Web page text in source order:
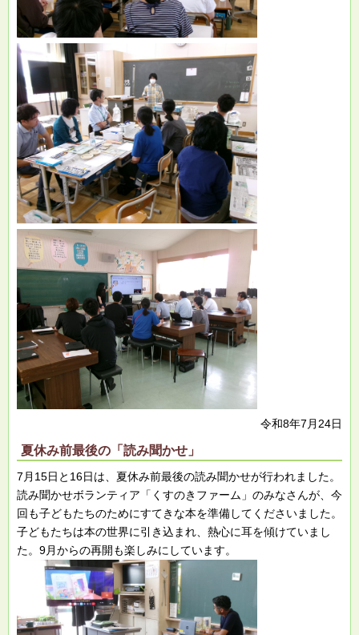
令和8年7月24日
夏休み前最後の「読み聞かせ」
7月15日と16日は、夏休み前最後の読み聞かせが行われました。
読み聞かせボランティア「くすのきファーム」のみなさんが、今
回も子どもたちのためにすてきな本を準備してくださいました。
子どもたちは本の世界に引き込まれ、熱心に耳を傾けていまし
た。9月からの再開も楽しみにしています。